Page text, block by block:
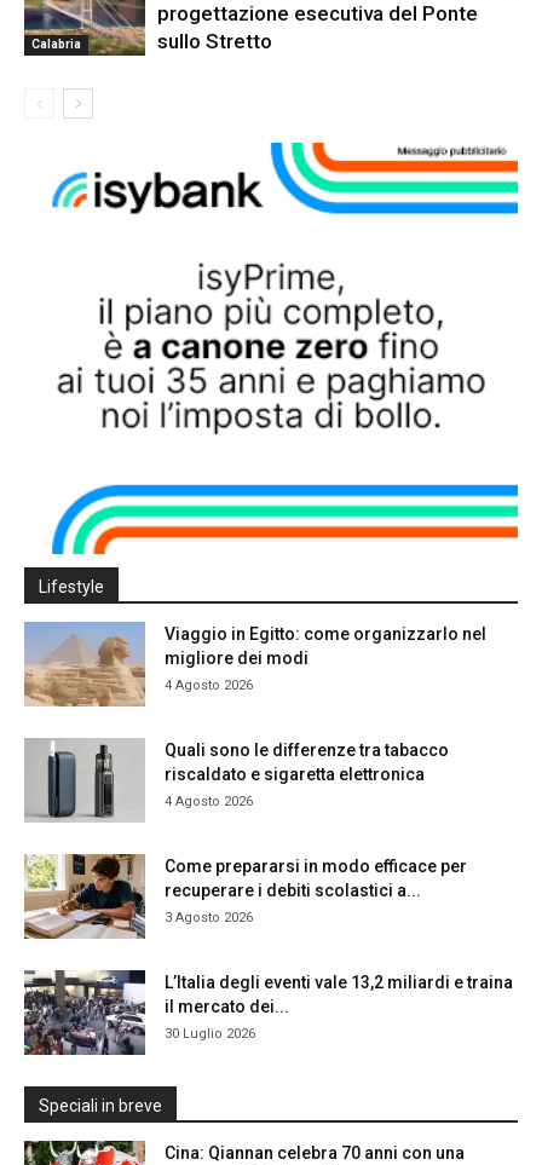
Calabria
progettazione esecutiva del Ponte
sullo Stretto
Lifestyle
Viaggio in Egitto: come organizzarlo nel
migliore dei modi
4 Agosto 2026
Quali sono le differenze tra tabacco
riscaldato e sigaretta elettronica
4 Agosto 2026
Come prepararsi in modo efficace per
recuperare i debiti scolastici a...
3 Agosto 2026
L’Italia degli eventi vale 13,2 miliardi e traina
il mercato dei...
30 Luglio 2026
Speciali in breve
Cina: Qiannan celebra 70 anni con una